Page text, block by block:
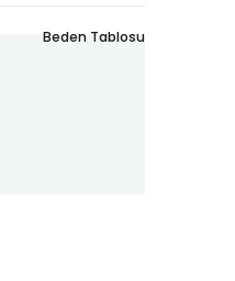
Beden Tablosu